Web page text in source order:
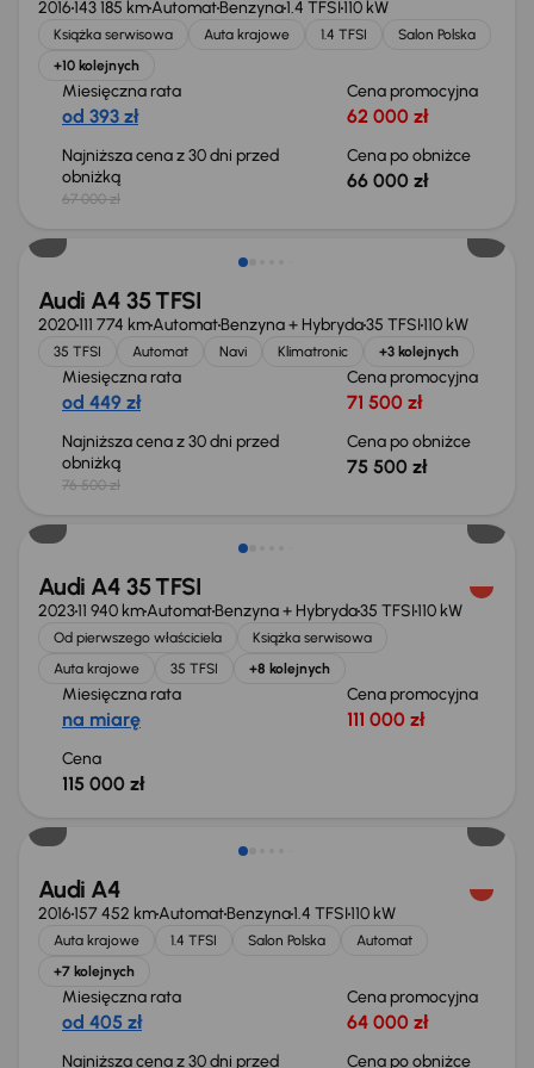
2016143 185 kmAutomatBenzyna1.4 TFSI110 kW
Książka serwisowa Auta krajowe 1.4 TFSI
Salon Polska
+10 kolejnych
Miesięczna rata
od 393 zł
Cena promocyjna
62 000 zł
Najniższa cena z 30 dni przed
obniżką
67 000 zł
Cena po obniżce
66 000 zł
Taniej o 1 000 zł
Audi A4 35 TFSI
2020111 774 kmAutomatBenzyna + Hybryda35 TFSI110 kW
35 TFSI Automat Navi Klimatronic +3 kolejnych
Miesięczna rata
od 449 zł
Cena promocyjna
71 500 zł
Najniższa cena z 30 dni przed
obniżką
76 500 zł
Cena po obniżce
75 500 zł
Audi A4 35 TFSI
202311 940 kmAutomatBenzyna + Hybryda35 TFSI110 kW
Od pierwszego właściciela
Książka serwisowa
Auta krajowe
35 TFSI +8 kolejnych
Miesięczna rata
na miarę
Cena promocyjna
111 000 zł
Cena
115 000 zł
Taniej o 1 500 zł
Audi A4
2016157 452 kmAutomatBenzyna1.4 TFSI110 kW
Auta krajowe 1.4 TFSI Salon Polska
Automat
+7 kolejnych
Miesięczna rata
od 405 zł
Cena promocyjna
64 000 zł
Najniższa cena z 30 dni przed
Cena po obniżce